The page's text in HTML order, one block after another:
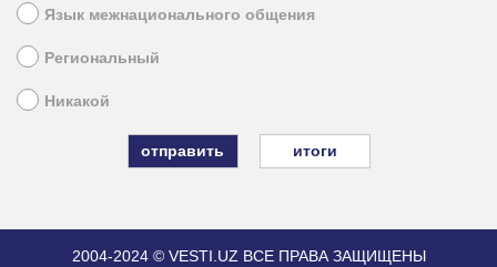
Язык межнационального общения
Региональный
Никакой
итоги
2004-2024 © VESTI.UZ ВСЕ ПРАВА ЗАЩИЩЕНЫ